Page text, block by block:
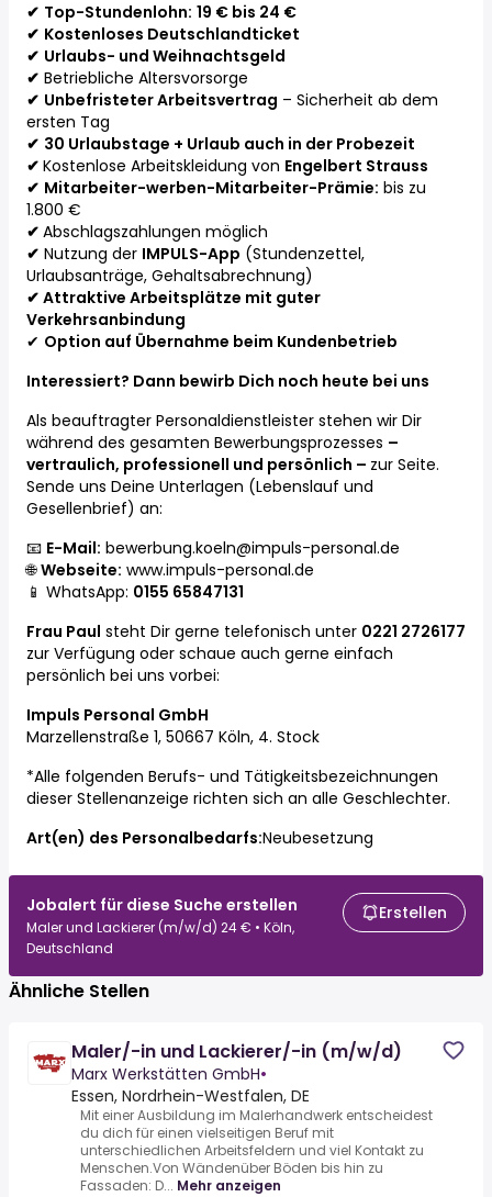
✔ Top-Stundenlohn: 19 € bis 24 €
✔ Kostenloses Deutschlandticket
✔ Urlaubs- und Weihnachtsgeld
✔ Betriebliche Altersvorsorge
✔ Unbefristeter Arbeitsvertrag – Sicherheit ab dem
ersten Tag
✔ 30 Urlaubstage + Urlaub auch in der Probezeit
✔ Kostenlose Arbeitskleidung von Engelbert Strauss
✔ Mitarbeiter-werben-Mitarbeiter-Prämie: bis zu
1.800 €
✔ Abschlagszahlungen möglich
✔ Nutzung der IMPULS-App (Stundenzettel,
Urlaubsanträge, Gehaltsabrechnung)
✔ Attraktive Arbeitsplätze mit guter
Verkehrsanbindung
✔ Option auf Übernahme beim Kundenbetrieb
Interessiert? Dann bewirb Dich noch heute bei uns
Als beauftragter Personaldienstleister stehen wir Dir
während des gesamten Bewerbungsprozesses –
vertraulich, professionell und persönlich – zur Seite.
Sende uns Deine Unterlagen (Lebenslauf und
Gesellenbrief) an:
📧 E-Mail: bewerbung.koeln@impuls-personal.de
🌐Webseite: www.impuls-personal.de
📱 WhatsApp: 0155 65847131
Frau Paul steht Dir gerne telefonisch unter 0221 2726177
zur Verfügung oder schaue auch gerne einfach
persönlich bei uns vorbei:
Impuls Personal GmbH
Marzellenstraße 1, 50667 Köln, 4. Stock
*Alle folgenden Berufs- und Tätigkeitsbezeichnungen
dieser Stellenanzeige richten sich an alle Geschlechter.
Art(en) des Personalbedarfs:Neubesetzung
Jobalert für diese Suche erstellen
Maler und Lackierer (m/w/d) 24 € • Köln,
Deutschland
Erstellen
Ähnliche Stellen
Maler/-in und Lackierer/-in (m/w/d)
Marx Werkstätten GmbH•
Essen, Nordrhein-Westfalen, DE
Mit einer Ausbildung im Malerhandwerk entscheidest
du dich für einen vielseitigen Beruf mit
unterschiedlichen Arbeitsfeldern und viel Kontakt zu
Menschen.Von Wändenüber Böden bis hin zu
Fassaden: D... Mehr anzeigen